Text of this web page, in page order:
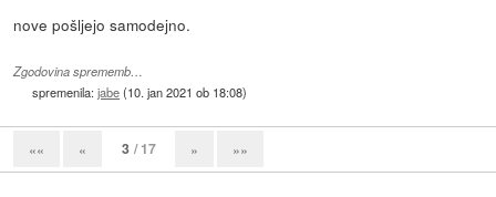
nove pošljejo samodejno.
Zgodovina sprememb…
spremenila:jabe(10. jan 2021 ob 18:08)
«« « 3 / 17 » »»